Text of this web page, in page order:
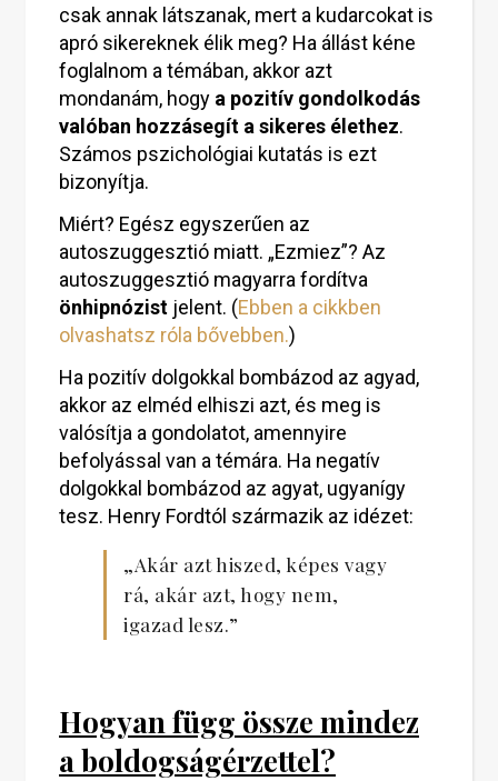
csak annak látszanak, mert a kudarcokat is
apró sikereknek élik meg? Ha állást kéne
foglalnom a témában, akkor azt
mondanám, hogy a pozitív gondolkodás
valóban hozzásegít a sikeres élethez.
Számos pszichológiai kutatás is ezt
bizonyítja.
Miért? Egész egyszerűen az
autoszuggesztió miatt. „Ezmiez”? Az
autoszuggesztió magyarra fordítva
önhipnózist jelent. (Ebben a cikkben
olvashatsz róla bővebben.)
Ha pozitív dolgokkal bombázod az agyad,
akkor az elméd elhiszi azt, és meg is
valósítja a gondolatot, amennyire
befolyással van a témára. Ha negatív
dolgokkal bombázod az agyat, ugyanígy
tesz. Henry Fordtól származik az idézet:
„Akár azt hiszed, képes vagy
rá, akár azt, hogy nem,
igazad lesz.”
Hogyan függ össze mindez
a boldogságérzettel?